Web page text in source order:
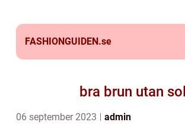
FASHIONGUIDEN.se
bra brun utan sol
06 september 2023 admin